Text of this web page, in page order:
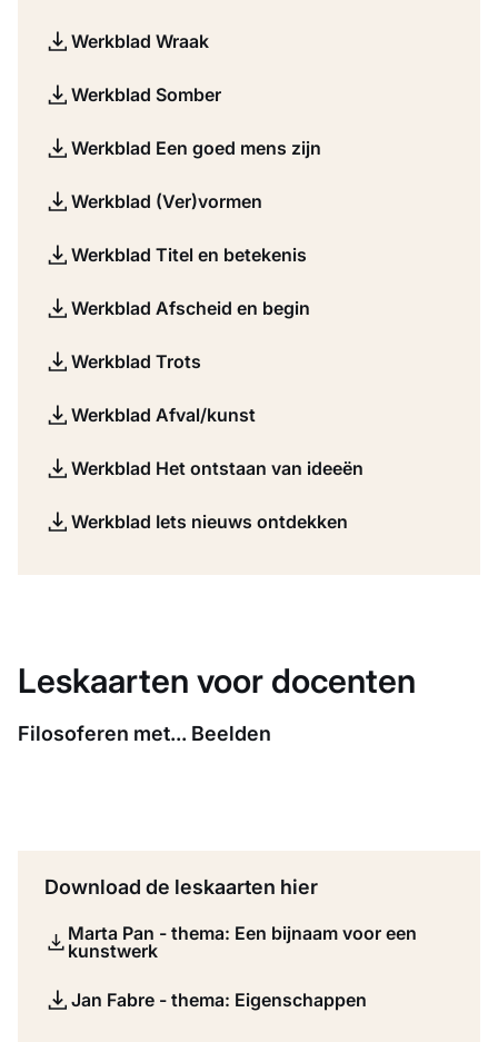
Werkblad Wraak
Werkblad Somber
Werkblad Een goed mens zijn
Werkblad (Ver)vormen
Werkblad Titel en betekenis
Werkblad Afscheid en begin
Werkblad Trots
Werkblad Afval/kunst
Werkblad Het ontstaan van ideeën
Werkblad Iets nieuws ontdekken
Leskaarten voor docenten
Filosoferen met... Beelden
Download de leskaarten hier
Marta Pan - thema: Een bijnaam voor een
kunstwerk
Jan Fabre - thema: Eigenschappen